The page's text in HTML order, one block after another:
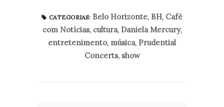
CATEGORIAS: Belo Horizonte, BH, Café
com Notícias, cultura, Daniela Mercury,
entretenimento, música, Prudential
Concerts, show